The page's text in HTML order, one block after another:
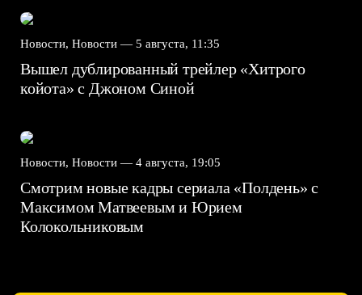
Новости, Новости — 5 августа, 11:35
Вышел дублированный трейлер «Хитрого
койота» с Джоном Синой
Новости, Новости — 4 августа, 19:05
Смотрим новые кадры сериала «Полдень» с
Максимом Матвеевым и Юрием
Колокольниковым